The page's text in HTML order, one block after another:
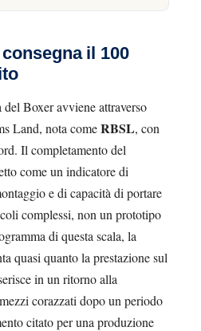
il 100
Boxer avviene attraverso
Land, nota comeRBSL, con
Il completamento del
come un indicatore di
e di capacità di portare
complessi, non un prototipo
di questa scala, la
quasi quanto la prestazione sul
in un ritorno alla
corazzati dopo un periodo
citato per una produzione